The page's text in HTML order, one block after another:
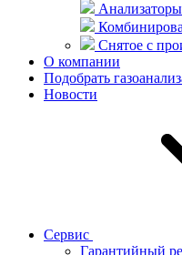
Снятое с
О компании
Подобрать
Новости
Сервис
Гарантийный